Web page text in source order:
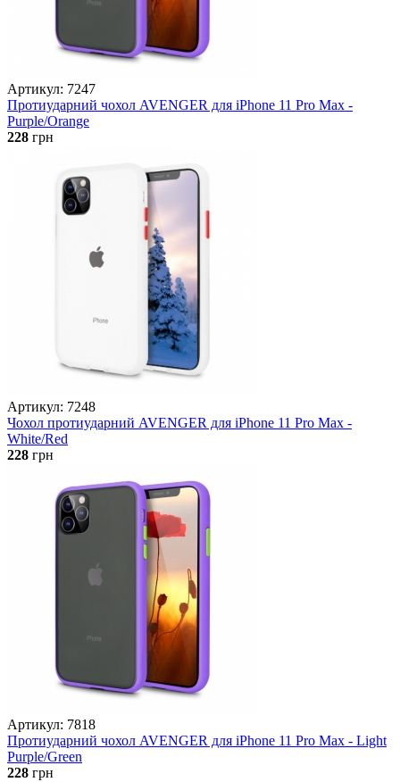
Артикул: 7247
Протиударний чохол AVENGER для iPhone 11 Pro Max -
Purple/Orange
228 грн
Артикул: 7248
Чохол протиударний AVENGER для iPhone 11 Pro Max -
White/Red
228 грн
Артикул: 7818
Протиударний чохол AVENGER для iPhone 11 Pro Max - Light
Purple/Green
228 грн